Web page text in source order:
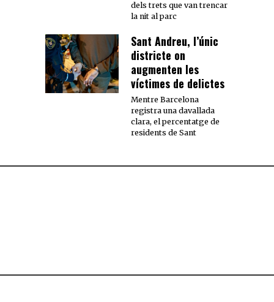
dels trets que van trencar
la nit al parc
Sant Andreu, l’únic
districte on
augmenten les
víctimes de delictes
Mentre Barcelona
registra una davallada
clara, el percentatge de
residents de Sant